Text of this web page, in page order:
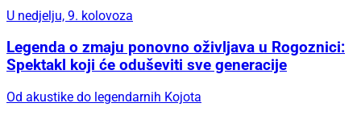
U nedjelju, 9. kolovoza
Legenda o zmaju ponovno oživljava u Rogoznici:
Spektakl koji će oduševiti sve generacije
Od akustike do legendarnih Kojota